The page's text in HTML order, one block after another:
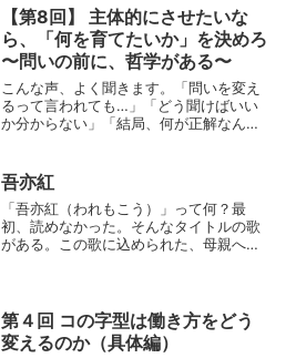
なった。 ...
【第8回】 主体的にさせたいな
ら、「何を育てたいか」を決めろ
〜問いの前に、哲学がある〜
こんな声、よく聞きます。「問いを変え
るって言われても…」「どう聞けばいい
か分からない」「結局、何が正解なんで
に、“何を育てたいのか”が決まっていな
い。だから、迷う。例え...
吾亦紅
「吾亦紅（われもこう）」って何？最
初、読めなかった。そんなタイトルの歌
がある。この歌に込められた、母親への
の間にか咲いていた吾亦紅。...
第４回 コの字型は働き方をどう
変えるのか（具体編）